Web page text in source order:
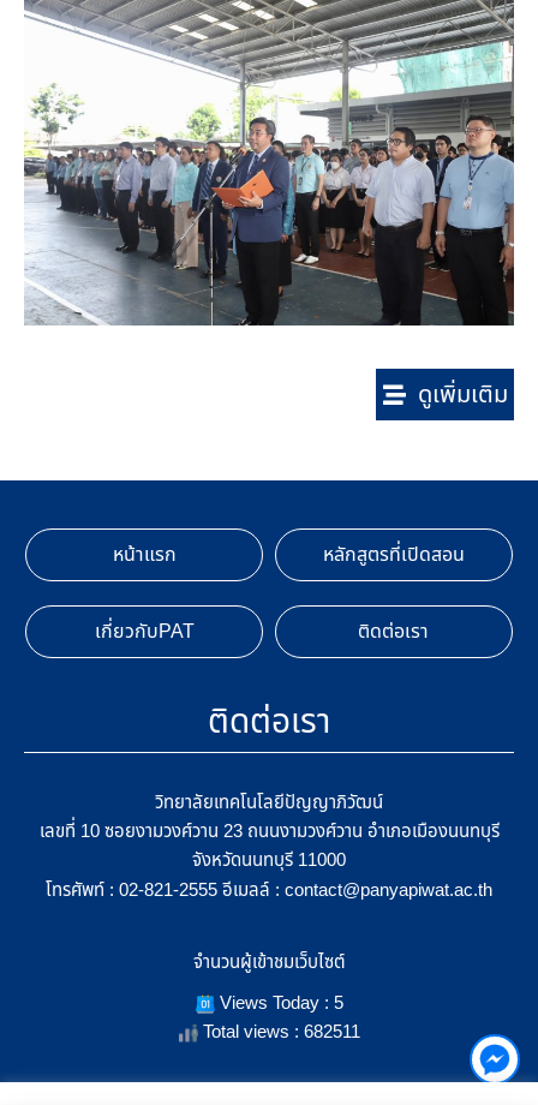
ดูเพิ่มเติม
หน้าแรก หลักสูตรที่เปิดสอน
เกี่ยวกับPAT ติดต่อเรา
ติดต่อเรา
วิทยาลัยเทคโนโลยีปัญญาภิวัฒน์
เลขที่ 10 ซอยงามวงศ์วาน 23 ถนนงามวงศ์วาน อำเภอเมืองนนทบุรี
จังหวัดนนทบุรี 11000
โทรศัพท์ : 02-821-2555 อีเมลล์ : contact@panyapiwat.ac.th
จำนวนผู้เข้าชมเว็บไซต์
Views Today : 5
Total views : 682511